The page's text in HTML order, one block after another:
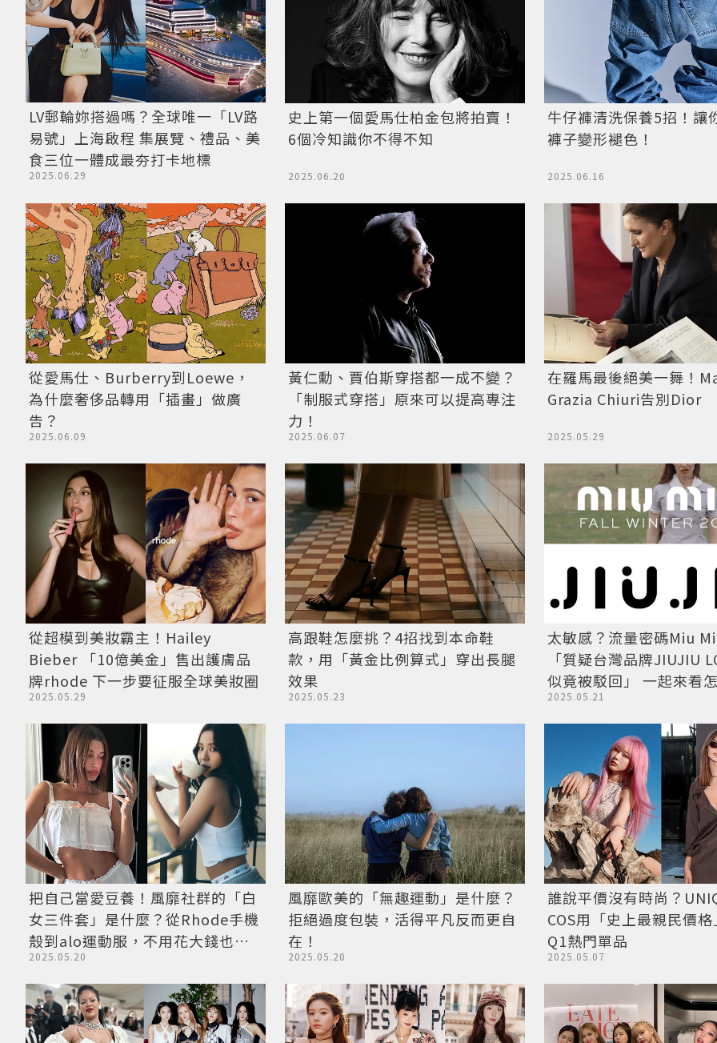
LV郵輪妳搭過嗎？全球唯一「LV路
易號」上海啟程 集展覽、禮品、美
食三位一體成最夯打卡地標
2025.06.29
史上第一個愛馬仕柏金包將拍賣！
6個冷知識你不得不知
2025.06.20
牛仔褲清洗保養5招！讓
褲子變形褪色！
2025.06.16
從愛馬仕、Burberry到Loewe，
為什麼奢侈品轉用「插畫」做廣
告？
2025.06.09
黃仁勳、賈伯斯穿搭都一成不變？
「制服式穿搭」原來可以提高專注
力！
2025.06.07
在羅馬最後絕美一舞！
Grazia Chiuri告別Dior
2025.05.29
從超模到美妝霸主！Hailey
Bieber 「10億美金」售出護膚品
牌rhode 下一步要征服全球美妝圈
2025.05.29
高跟鞋怎麼挑？4招找到本命鞋
款，用「黃金比例算式」穿出長腿
效果
2025.05.23
太敏感？流量密碼Miu
「質疑台灣品牌JIUJIU
似竟被駁回」 一起來看
2025.05.21
把自己當愛豆養！風靡社群的「白
女三件套」是什麼？從Rhode手機
殼到alo運動服，不用花大錢也能
享受精品般的氛圍
2025.05.20
風靡歐美的「無趣運動」是什麼？
拒絕過度包裝，活得平凡反而更自
在！
2025.05.20
誰說平價沒有時尚？
COS用「史上最親民價
Q1熱門單品
2025.05.07